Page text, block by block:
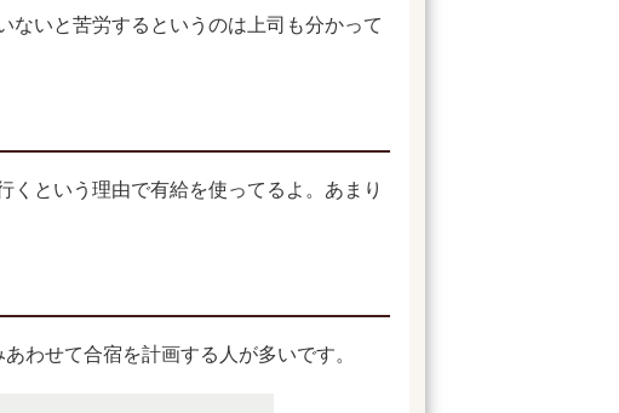
ないと苦労するというのは上司も分かって
くという理由で有給を使ってるよ。あまり
わせて合宿を計画する人が多いです。